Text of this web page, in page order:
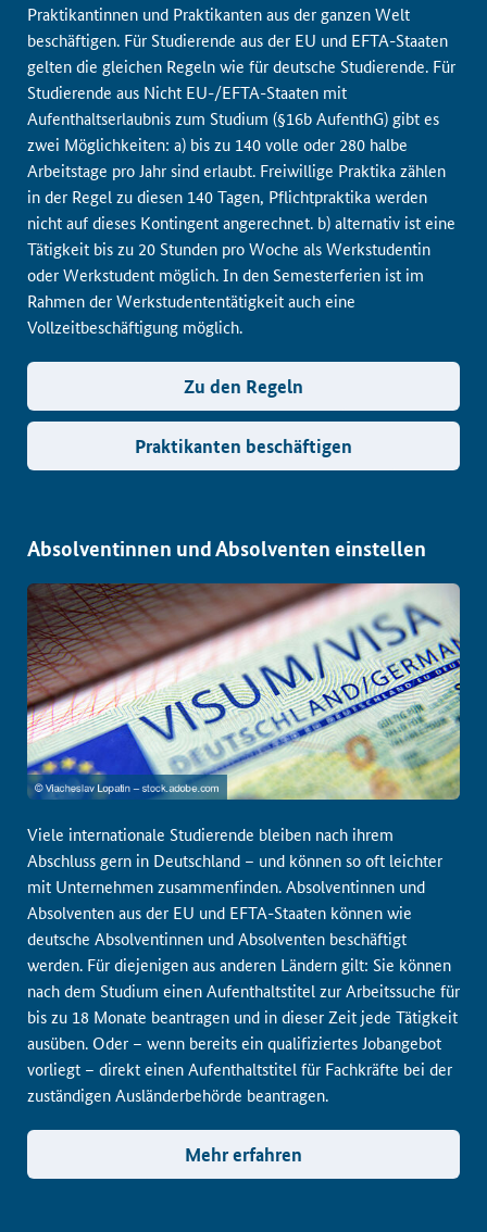
Praktikantinnen und Praktikanten aus der ganzen Welt
beschäftigen. Für Studierende aus der EU und EFTA-Staaten
gelten die gleichen Regeln wie für deutsche Studierende. Für
Studierende aus Nicht EU-/EFTA-Staaten mit
Aufenthaltserlaubnis zum Studium (§16b AufenthG) gibt es
zwei Möglichkeiten: a) bis zu 140 volle oder 280 halbe
Arbeitstage pro Jahr sind erlaubt. Freiwillige Praktika zählen
in der Regel zu diesen 140 Tagen, Pflichtpraktika werden
nicht auf dieses Kontingent angerechnet. b) alternativ ist eine
Tätigkeit bis zu 20 Stunden pro Woche als Werkstudentin
oder Werkstudent möglich. In den Semesterferien ist im
Rahmen der Werkstudententätigkeit auch eine
Vollzeitbeschäftigung möglich.
Zu den Regeln
Praktikanten beschäftigen
Absolventinnen und Absolventen einstellen
Viele internationale Studierende bleiben nach ihrem
Abschluss gern in Deutschland – und können so oft leichter
mit Unternehmen zusammenfinden. Absolventinnen und
Absolventen aus der EU und EFTA-Staaten können wie
deutsche Absolventinnen und Absolventen beschäftigt
werden. Für diejenigen aus anderen Ländern gilt: Sie können
nach dem Studium einen Aufenthaltstitel zur Arbeitssuche für
bis zu 18 Monate beantragen und in dieser Zeit jede Tätigkeit
ausüben. Oder – wenn bereits ein qualifiziertes Jobangebot
vorliegt – direkt einen Aufenthaltstitel für Fachkräfte bei der
zuständigen Ausländerbehörde beantragen.
Mehr erfahren